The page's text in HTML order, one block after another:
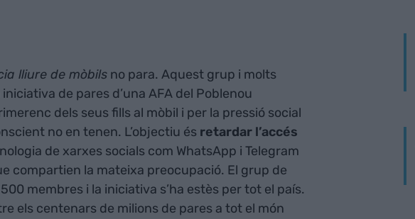
lliure de mòbilsno para. Aquest grup i molts
de pares d’una AFA del Poblenou
dels seus fills al mòbil i per la pressió social
no en tenen. L’objectiu és retardar l’accés
de xarxes socials com WhatsApp i Telegram
compartien la mateixa preocupació. El grup de
membres i la iniciativa s’ha estès per tot el país.
els centenars de milions de pares a tot el món